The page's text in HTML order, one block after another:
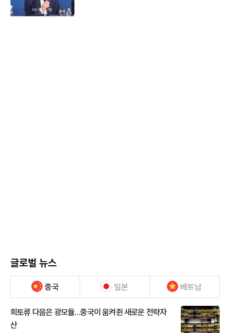
글로벌 뉴스
중국 일본 베트남
희토류 다음은 광모듈…중국이 움켜쥔 새로운 전략자
산